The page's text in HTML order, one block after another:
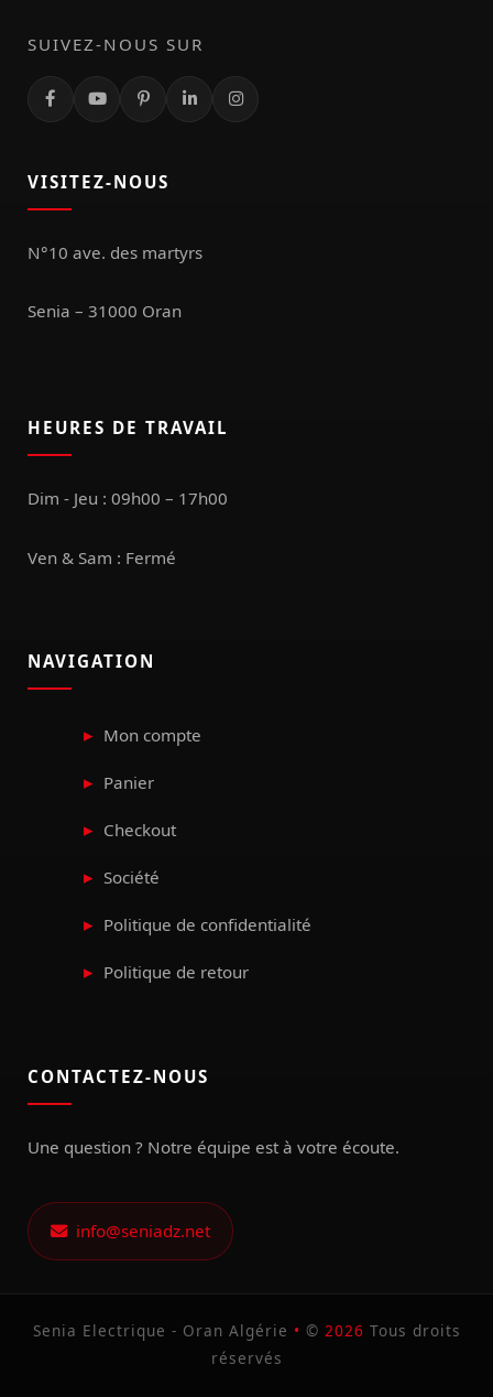
SUIVEZ-NOUS SUR
VISITEZ-NOUS
N°10 ave. des martyrs
Senia – 31000 Oran
HEURES DE TRAVAIL
Dim - Jeu : 09h00 – 17h00
Ven & Sam : Fermé
NAVIGATION
Mon compte
Panier
Checkout
Société
Politique de confidentialité
Politique de retour
CONTACTEZ-NOUS
Une question ? Notre équipe est à votre écoute.
info@seniadz.net
Senia Electrique - Oran Algérie • © 2026 Tous droits
réservés